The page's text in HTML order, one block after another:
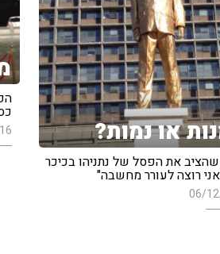
או נמות?
את הפסל של נתניהו בכיכר
רוצה לעורר מחשבה"
06/